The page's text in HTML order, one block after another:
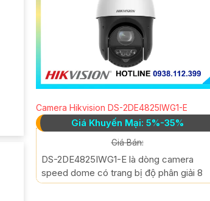
Camera Hikvision DS-2DE4825IWG1-E
Giá Khuyến Mại: 5%-35%
Giá Bán:
DS-2DE4825IWG1-E là dòng camera
speed dome có trang bị độ phân giải 8